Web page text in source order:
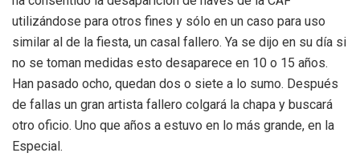
utilizándose para otros fines y sólo en un caso para uso
similar al de la fiesta, un casal fallero. Ya se dijo en su día si
no se toman medidas esto desaparece en 10 o 15 años.
Han pasado ocho, quedan dos o siete a lo sumo. Después
de fallas un gran artista fallero colgará la chapa y buscará
otro oficio. Uno que años a estuvo en lo más grande, en la
Especial.